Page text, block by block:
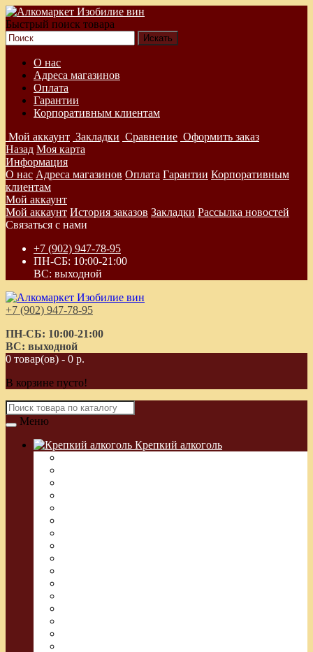
Быстрый поиск товара
О нас
Адреса магазинов
Оплата
Гарантии
Корпоративным клиентам
Мой аккаунт Закладки Сравнение Оформить заказ
Назад Моя карта
Информация
О нас Адреса магазинов Оплата Гарантии Корпоративным
клиентам
Мой аккаунт
Мой аккаунт История заказов Закладки Рассылка новостей
Связаться с нами
+7 (902) 947-78-95
ПН-СБ: 10:00-21:00
ВС: выходной
+7 (902) 947-78-95
ПН-СБ: 10:00-21:00
ВС: выходной
0 товар(ов) - 0 р.
В корзине пусто!
Меню
Крепкий алкоголь